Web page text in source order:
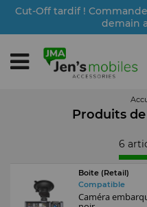
Cut-Off tardif !
demain
Produits
6
Boite (Retail)
Compatible
Caméra